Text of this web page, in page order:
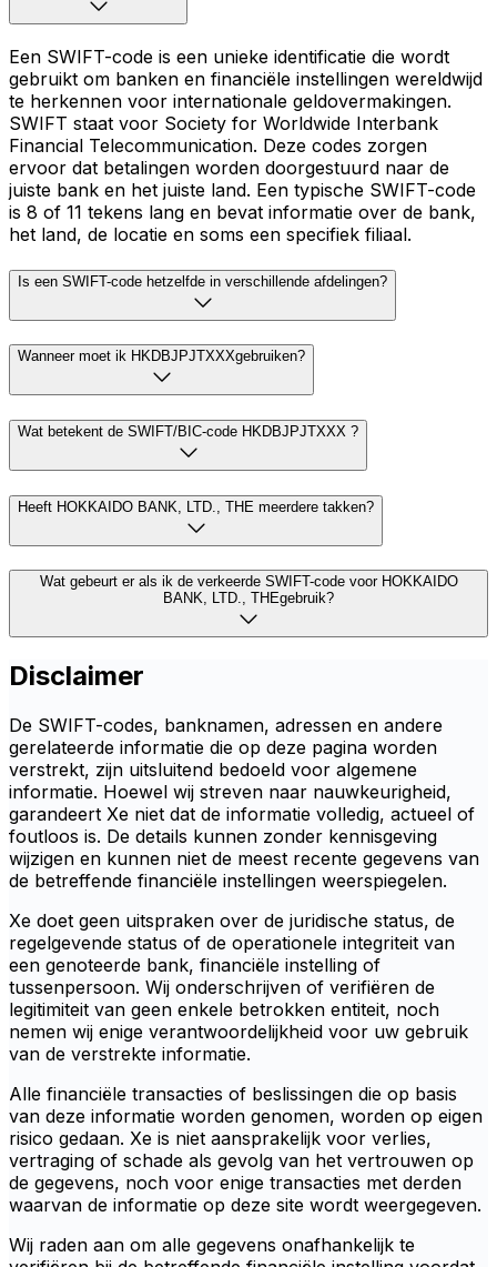
Een SWIFT-code is een unieke identificatie die wordt
gebruikt om banken en financiële instellingen wereldwijd
te herkennen voor internationale geldovermakingen.
SWIFT staat voor Society for Worldwide Interbank
Financial Telecommunication. Deze codes zorgen
ervoor dat betalingen worden doorgestuurd naar de
juiste bank en het juiste land. Een typische SWIFT-code
is 8 of 11 tekens lang en bevat informatie over de bank,
het land, de locatie en soms een specifiek filiaal.
Is een SWIFT-code hetzelfde in verschillende afdelingen?
Wanneer moet ik HKDBJPJTXXXgebruiken?
Wat betekent de SWIFT/BIC-code HKDBJPJTXXX ?
Heeft HOKKAIDO BANK, LTD., THE meerdere takken?
Wat gebeurt er als ik de verkeerde SWIFT-code voor HOKKAIDO
BANK, LTD., THEgebruik?
Disclaimer
De SWIFT-codes, banknamen, adressen en andere
gerelateerde informatie die op deze pagina worden
verstrekt, zijn uitsluitend bedoeld voor algemene
informatie. Hoewel wij streven naar nauwkeurigheid,
garandeert Xe niet dat de informatie volledig, actueel of
foutloos is. De details kunnen zonder kennisgeving
wijzigen en kunnen niet de meest recente gegevens van
de betreffende financiële instellingen weerspiegelen.
Xe doet geen uitspraken over de juridische status, de
regelgevende status of de operationele integriteit van
een genoteerde bank, financiële instelling of
tussenpersoon. Wij onderschrijven of verifiëren de
legitimiteit van geen enkele betrokken entiteit, noch
nemen wij enige verantwoordelijkheid voor uw gebruik
van de verstrekte informatie.
Alle financiële transacties of beslissingen die op basis
van deze informatie worden genomen, worden op eigen
risico gedaan. Xe is niet aansprakelijk voor verlies,
vertraging of schade als gevolg van het vertrouwen op
de gegevens, noch voor enige transacties met derden
waarvan de informatie op deze site wordt weergegeven.
Wij raden aan om alle gegevens onafhankelijk te